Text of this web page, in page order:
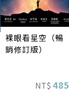
裸眼看星空（暢
銷修訂版）
NT$ 485